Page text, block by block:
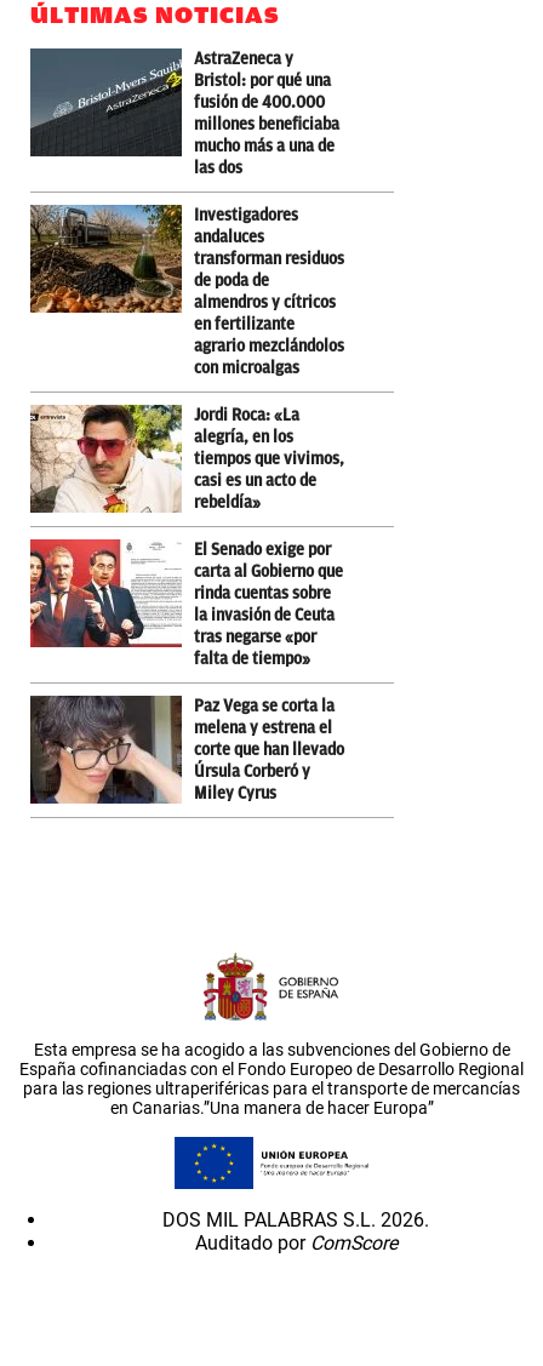
ÚLTIMAS NOTICIAS
AstraZeneca y
Bristol: por qué una
fusión de 400.000
millones beneficiaba
mucho más a una de
las dos
Investigadores
andaluces
transforman residuos
de poda de
almendros y cítricos
en fertilizante
agrario mezclándolos
con microalgas
Jordi Roca: «La
alegría, en los
tiempos que vivimos,
casi es un acto de
rebeldía»
El Senado exige por
carta al Gobierno que
rinda cuentas sobre
la invasión de Ceuta
tras negarse «por
falta de tiempo»
Paz Vega se corta la
melena y estrena el
corte que han llevado
Úrsula Corberó y
Miley Cyrus
Esta empresa se ha acogido a las subvenciones del Gobierno de
España cofinanciadas con el Fondo Europeo de Desarrollo Regional
para las regiones ultraperiféricas para el transporte de mercancías
en Canarias.”Una manera de hacer Europa”
DOS MIL PALABRAS S.L. 2026.
Auditado por ComScore